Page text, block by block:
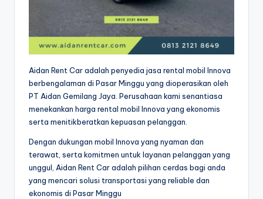
Aidan Rent Car adalah penyedia jasa rental mobil Innova
berbengalaman di Pasar Minggu yang dioperasikan oleh
PT Aidan Gemilang Jaya. Perusahaan kami senantiasa
menekankan harga rental mobil Innova yang ekonomis
serta menitikberatkan kepuasan pelanggan.
Dengan dukungan mobil Innova yang nyaman dan
terawat, serta komitmen untuk layanan pelanggan yang
unggul, Aidan Rent Car adalah pilihan cerdas bagi anda
yang mencari solusi transportasi yang reliable dan
ekonomis di Pasar Minggu